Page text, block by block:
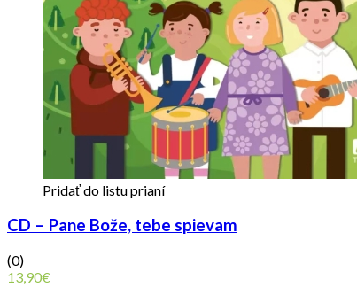
Pridať do listu prianí
CD – Pane Bože, tebe spievam
(0)
13,90€